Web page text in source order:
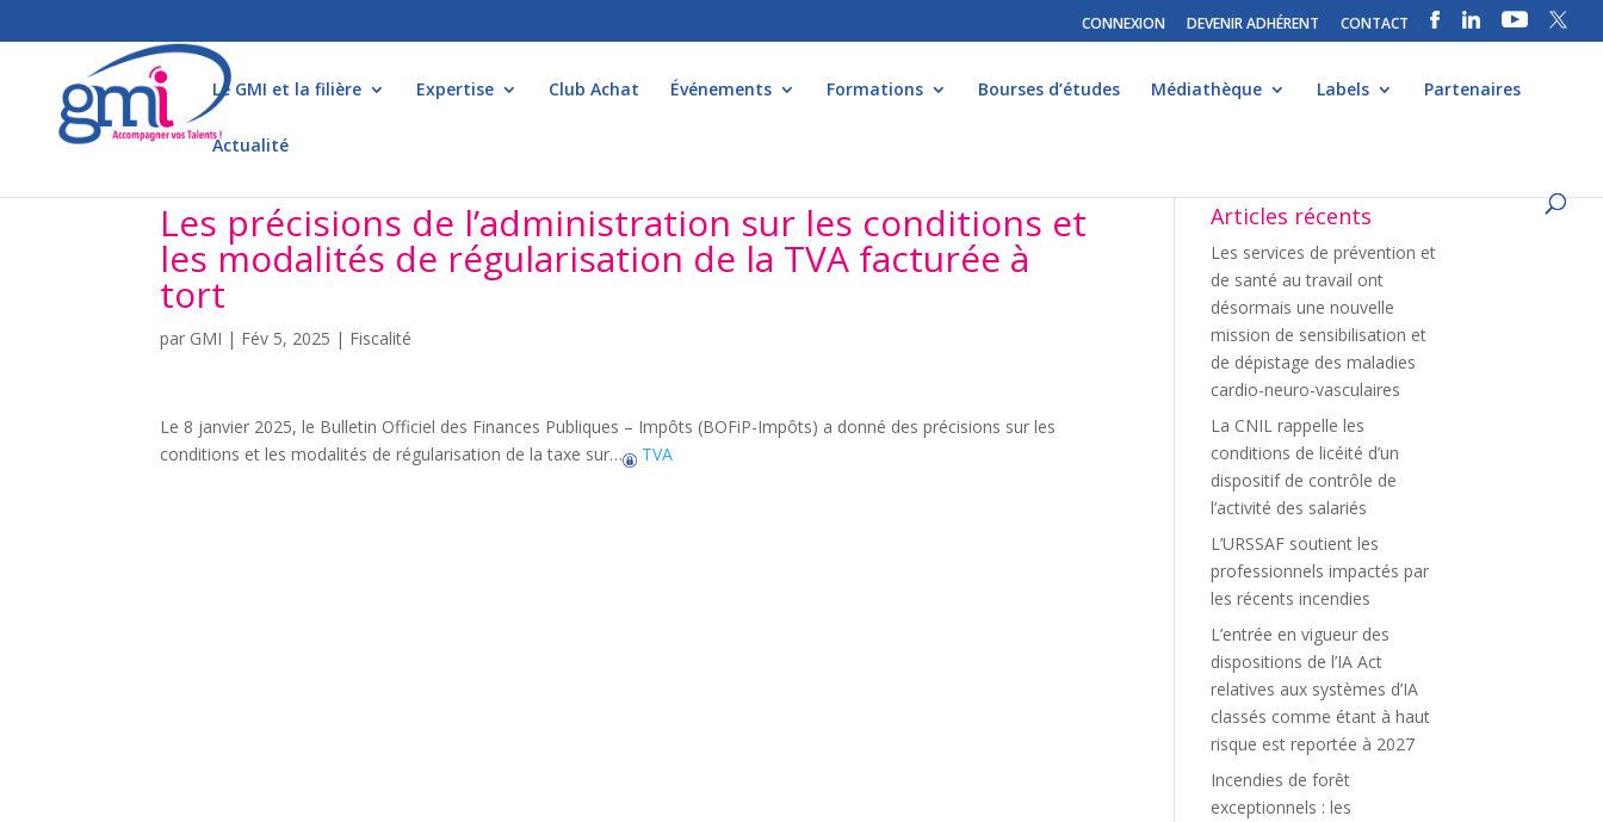
CONNEXION DEVENIR ADHÉRENT CONTACT
Le GMI et la filière Expertise Club Achat Événements Formations Bourses d’études Médiathèque Labels Partenaires
Actualité
Les précisions de l’administration sur les conditions et
les modalités de régularisation de la TVA facturée à
tort
par GMI | Fév 5, 2025 | Fiscalité
Le 8 janvier 2025, le Bulletin Officiel des Finances Publiques – Impôts (BOFiP-Impôts) a donné des précisions sur les
conditions et les modalités de régularisation de la taxe sur…
TVA
Articles récents
Les services de prévention et
de santé au travail ont
désormais une nouvelle
mission de sensibilisation et
de dépistage des maladies
cardio-neuro-vasculaires
La CNIL rappelle les
conditions de licéité d’un
dispositif de contrôle de
l’activité des salariés
L’URSSAF soutient les
professionnels impactés par
les récents incendies
L’entrée en vigueur des
dispositions de l’IA Act
relatives aux systèmes d’IA
classés comme étant à haut
risque est reportée à 2027
Incendies de forêt
exceptionnels : les